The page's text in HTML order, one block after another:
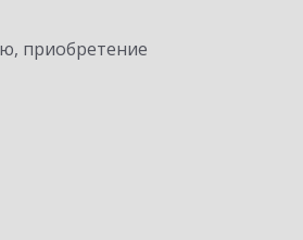
приобретение